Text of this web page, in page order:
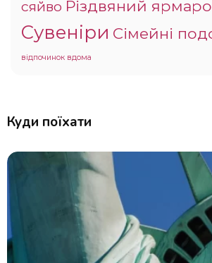
сяйво Різдвяний
Сувеніри Сімейні
відпочинок вдома
Куди поїхати